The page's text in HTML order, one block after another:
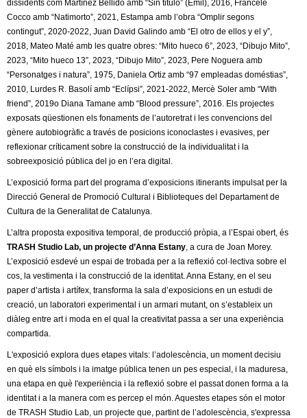
dissidents com Martínez Bellido amb “Sin titulo” (Emil), 2016, Francele
Cocco amb “Natimorto”, 2021, Estampa amb l’obra “Omplir segons
contingut”, 2020-2022, Juan David Galindo amb “El otro de ellos y el y”,
2018, Mateo Maté amb les quatre obres: “Mito hueco 6”, 2023, “Dibujo Mito”,
2023, “Mito hueco 13”, 2023, “Dibujo Mito”, 2023, Pere Noguera amb
“Personatges i natura”, 1975, Daniela Ortiz amb “97 empleadas doméstias”,
2010, Lurdes R. Basolí amb “Eclípsi”, 2021-2022, Mercè Soler amb “With
friend”, 2019o Diana Tamane amb “Blood pressure”, 2016. Els projectes
exposats qüestionen els fonaments de l’autoretrat i les convencions del
gènere autobiogràfic a través de posicions iconoclastes i evasives, per
reflexionar críticament sobre la construcció de la individualitat i la
sobreexposició pública del jo en l’era digital.
L’exposició forma part del programa d’exposicions itinerants impulsat per la
Direcció General de Promoció Cultural i Biblioteques del Departament de
Cultura de la Generalitat de Catalunya.
L’altra proposta expositiva temporal, de producció pròpia, a l’Espai obert, és
TRASH Studio Lab, un projecte d’Anna Estany , a cura de Joan Morey.
L’exposició esdevé un espai de trobada per a la reflexió col·lectiva sobre el
cos, la vestimenta i la construcció de la identitat. Anna Estany, en el seu
paper d’artista i artífex, transforma la sala d’exposicions en un estudi de
creació, un laboratori experimental i un armari mutant, on s’estableix un
diàleg entre art i moda en el qual la creativitat passa a ser una experiència
compartida.
L'exposició explora dues etapes vitals: l’adolescència, un moment decisiu
en què els símbols i la imatge pública tenen un pes especial, i la maduresa,
una etapa en què l'experiència i la reflexió sobre el passat donen forma a la
identitat i a la manera com es percep el món. Aquestes etapes són el motor
de TRASH Studio Lab, un projecte que, partint de l’adolescència, s'expressa